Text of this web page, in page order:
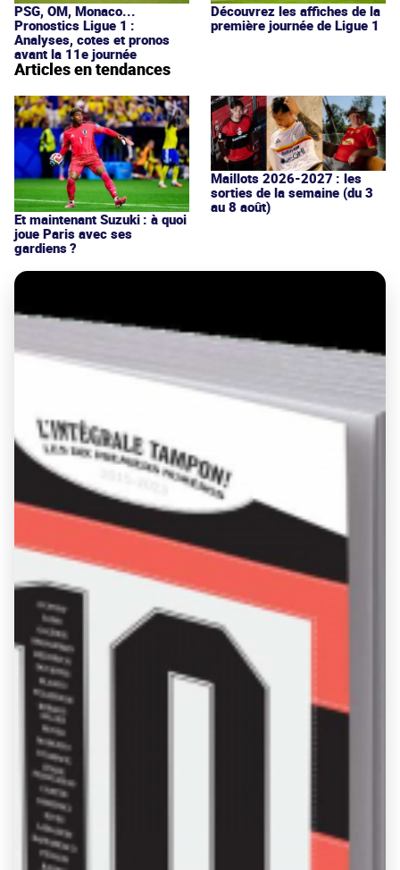
PSG, OM, Monaco...
Pronostics Ligue 1 :
Analyses, cotes et pronos
avant la 11e journée
Découvrez les affiches de la
première journée de Ligue 1
Articles en tendances
Et maintenant Suzuki : à quoi
joue Paris avec ses
gardiens ?
Maillots 2026-2027 : les
sorties de la semaine (du 3
au 8 août)